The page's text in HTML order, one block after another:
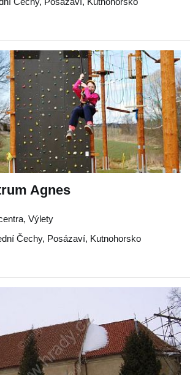
Agnes
Výlety
Čechy, Posázaví, Kutnohorsko